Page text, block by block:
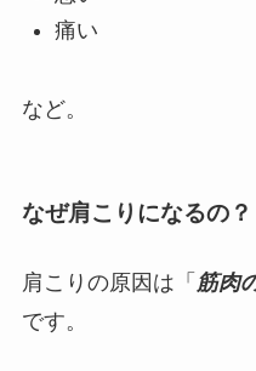
痛い
など。
なぜ肩こりになるの？
肩こりの原因は「 筋肉
です。